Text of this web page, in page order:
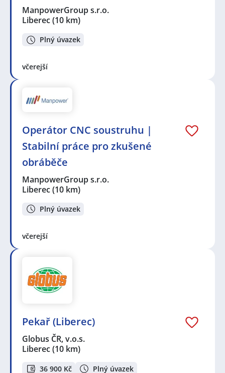
ManpowerGroup s.r.o.
Liberec(10 km)
Plný úvazek
včerejší
Operátor CNC soustruhu |
Stabilní práce pro zkušené
obráběče
ManpowerGroup s.r.o.
Liberec(10 km)
Plný úvazek
včerejší
Pekař (Liberec)
Globus ČR, v.o.s.
Liberec(10 km)
36 900 Kč Plný úvazek